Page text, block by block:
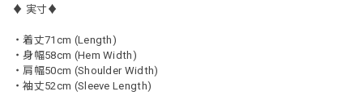
♦︎ 実寸♦︎
・着丈71cm (Length)
・身幅58cm (Hem Width)
・肩幅50cm (Shoulder Width)
・袖丈52cm (Sleeve Length)